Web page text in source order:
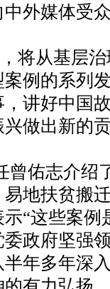
外媒体受
将从基层
例的系列
讲好中国
做出新的
曾佑志介绍
地扶贫搬
“这些案例
政府坚强
年多年深